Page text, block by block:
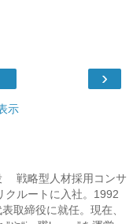
›
示
戦略型人材採用コンサ
クルートに入社。1992
取締役に就任。現在、